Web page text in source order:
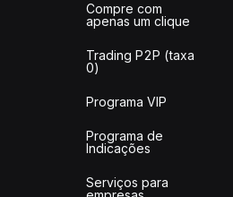
Compre com
apenas um clique
Trading P2P (taxa
0)
Programa VIP
Programa de
Indicações
Serviços para